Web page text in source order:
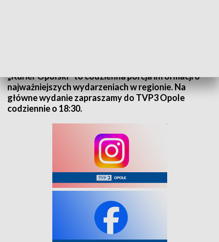
„Kurier Opolski” to codzienna porcja informacji o
najważniejszych wydarzeniach w regionie. Na
główne wydanie zapraszamy do TVP3 Opole
codziennie o 18:30.